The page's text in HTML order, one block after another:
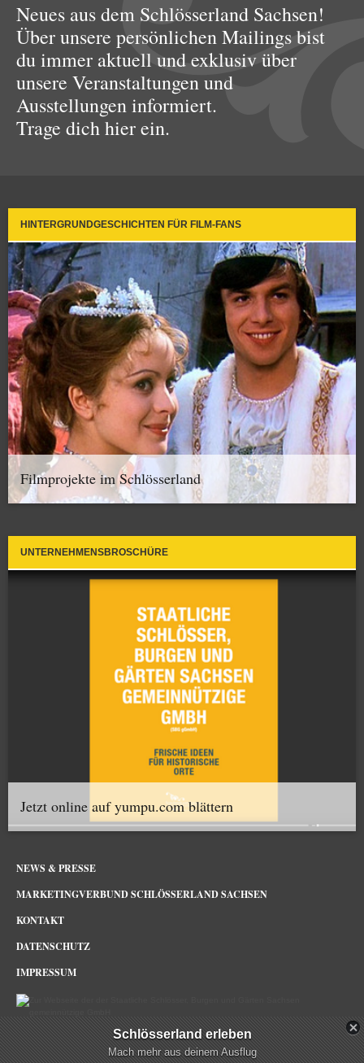
Neues aus dem Schlösserland Sachsen!
Über unsere persönlichen Mailings bist
du immer aktuell und exklusiv über
unsere Veranstaltungen und
Ausstellungen informiert.
Trage dich hier ein.
HINTERGRUNDGESCHICHTEN FÜR FILM-FANS
Filmprojekte im Schlösserland
UNTERNEHMENSBROSCHÜRE
Jetzt online auf yumpu.com blättern
NEWS & PRESSE
MARKETINGVERBUND SCHLÖSSERLAND SACHSEN
KONTAKT
DATENSCHUTZ
IMPRESSUM
Schlösserland Sachsen im Netz
Schlösserland erleben
Mach mehr aus deinem Ausflug